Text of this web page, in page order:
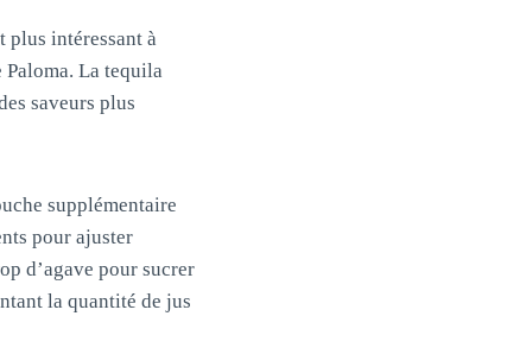
plus intéressant à
La tequila
saveurs plus
supplémentaire
pour ajuster
d’agave pour sucrer
la quantité de jus